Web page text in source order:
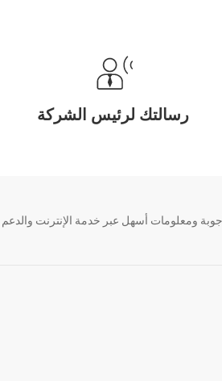
رسالتك لرئيس الشركة